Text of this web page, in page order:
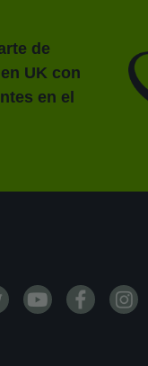
de
UK con
en el